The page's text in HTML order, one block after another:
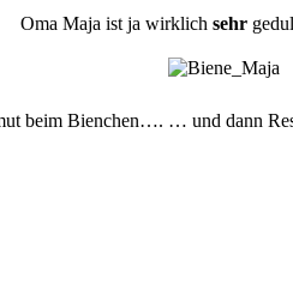
Oma Maja ist ja wirklich sehr
beim Bienchen…. … und dann